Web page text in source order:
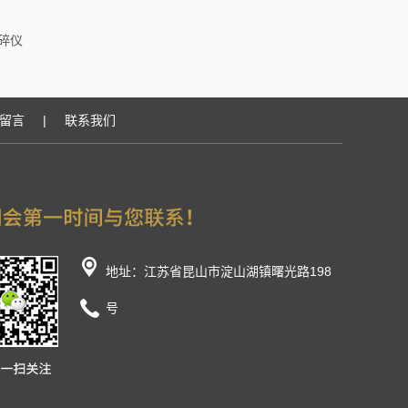
仪
言 | 联系我们
地址：江苏省昆山市淀山湖镇曙光路198
号